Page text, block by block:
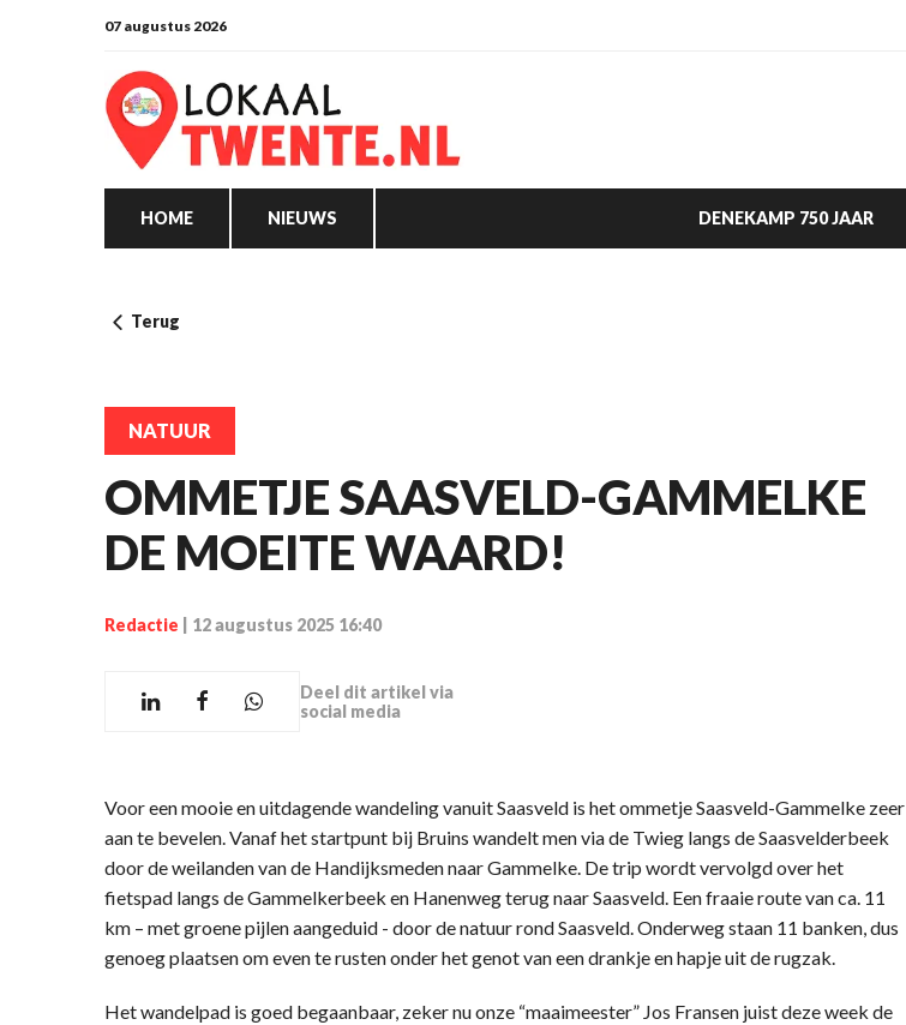
07 augustus 2026
HOME NIEUWS DENEKAMP 750 JAAR
Terug
NATUUR
OMMETJE SAASVELD-GAMMELKE
DE MOEITE WAARD!
Redactie 12 augustus 2025 16:40
Deel dit artikel via
social media
Voor een mooie en uitdagende wandeling vanuit Saasveld is het ommetje Saasveld-Gammelke zeer
aan te bevelen. Vanaf het startpunt bij Bruins wandelt men via de Twieg langs de Saasvelderbeek
door de weilanden van de Handijksmeden naar Gammelke. De trip wordt vervolgd over het
fietspad langs de Gammelkerbeek en Hanenweg terug naar Saasveld. Een fraaie route van ca. 11
km – met groene pijlen aangeduid - door de natuur rond Saasveld. Onderweg staan 11 banken, dus
genoeg plaatsen om even te rusten onder het genot van een drankje en hapje uit de rugzak.
Het wandelpad is goed begaanbaar, zeker nu onze “maaimeester” Jos Fransen juist deze week de